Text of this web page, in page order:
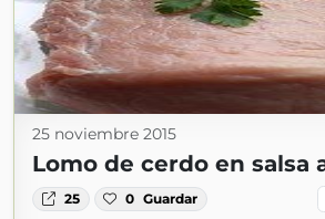
25 noviembre 2015
Lomo de cerdo en salsa
25 0 Guardar